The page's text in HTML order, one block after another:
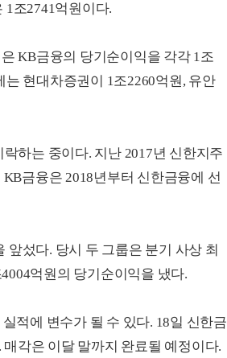
1조2741억원이다.
KB금융의 당기순이익을 각각 1조
현대차증권이 1조2260억원, 유안
하는 중이다. 지난 2017년 신한지주
금융은 2018년부터 신한금융에 선
앞섰다. 당시 두 그룹은 분기 사상 최
억원의 당기순이익을 냈다.
적에 변수가 될 수 있다. 18일 신한금
각은 이달 말까지 완료될 예정이다.